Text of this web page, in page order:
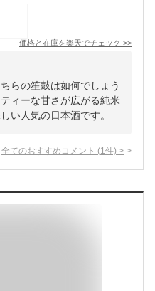
価格と在庫を楽天でチェック >>
らの笙鼓は如何でしょう
ィーな甘さが広がる純米
い人気の日本酒です。
全てのおすすめコメント (1 件) >